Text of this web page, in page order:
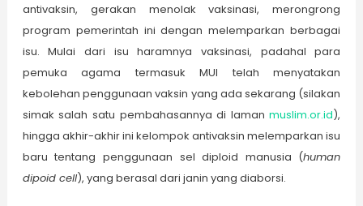
antivaksin, gerakan menolak vaksinasi, merongrong
program pemerintah ini dengan melemparkan berbagai
isu. Mulai dari isu haramnya vaksinasi, padahal para
pemuka agama termasuk MUI telah menyatakan
kebolehan penggunaan vaksin yang ada sekarang (silakan
simak salah satu pembahasannya di lamanmuslim.or.id),
hingga akhir-akhir ini kelompok antivaksin melemparkan isu
baru tentang penggunaan sel diploid manusia (human
dipoid cell), yang berasal dari janin yang diaborsi.